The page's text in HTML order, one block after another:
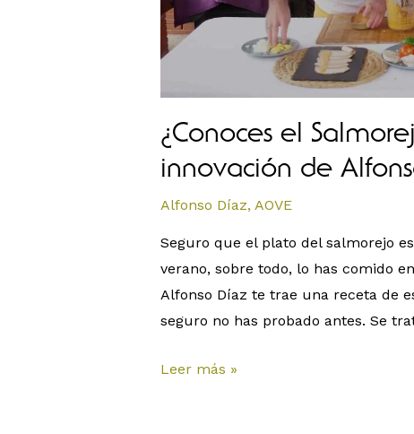
¿Conoces el
innovación de
Alfonso Díaz, AOVE
Seguro que el plato del salmorejo
verano, sobre todo, lo has comido
Alfonso Díaz te trae una receta de
seguro no has probado antes. Se
Leer más »